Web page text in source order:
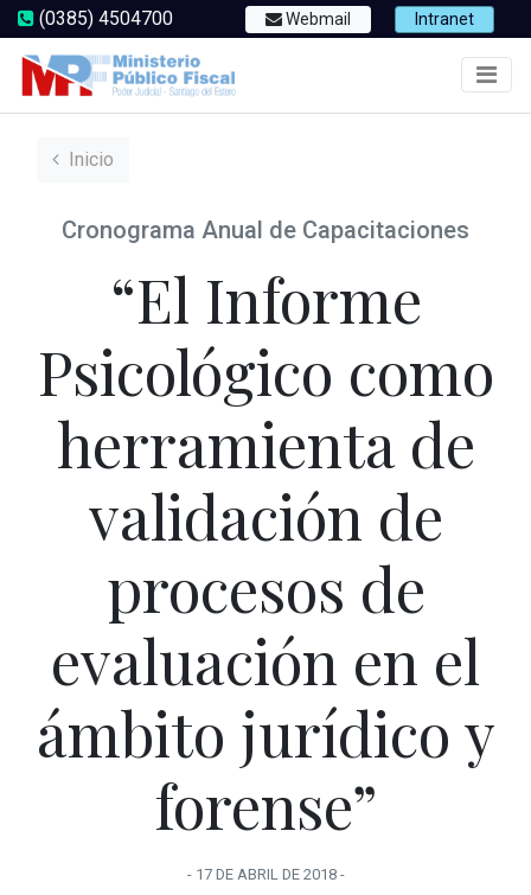
(0385) 4504700 Webmail Intranet
Inicio
Cronograma Anual de Capacitaciones
“El Informe
Psicológico como
herramienta de
validación de
procesos de
evaluación en el
ámbito jurídico y
forense”
- 17 DE ABRIL DE 2018-